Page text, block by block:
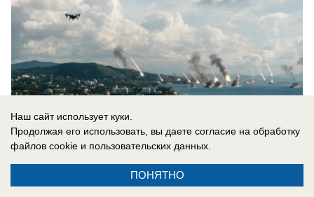
07.08.2026
В России
Наш сайт использует куки.
Продолжая его использовать, вы даете согласие на обработку
файлов cookie и пользовательских данных.
ПОНЯТНО